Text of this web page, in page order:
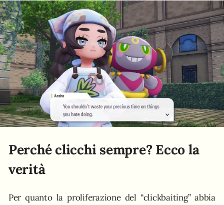
Perché clicchi sempre? Ecco la
verità
Per quanto la proliferazione del “clickbaiting” abbia